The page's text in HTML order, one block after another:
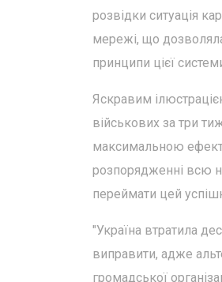
розвідки ситуація
мережі, що
принципи цієї
Яскравим
військових за три
максимальною
розпорядженні всю
переймати цей
"Україна втратила
виправити, адже
громадської